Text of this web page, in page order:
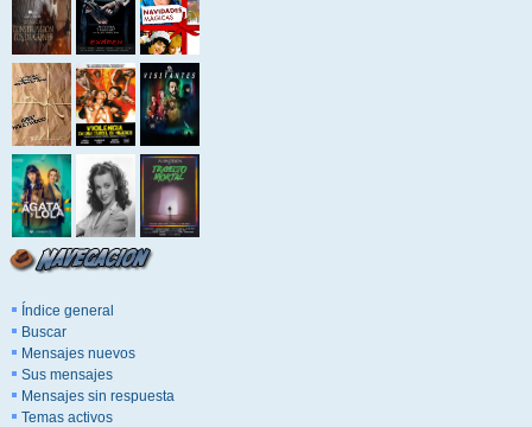
Índice general
Buscar
Mensajes nuevos
Sus mensajes
Mensajes sin respuesta
Temas activos